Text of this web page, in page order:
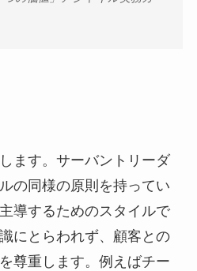
ます。サーバントリーダ
の同様の原則を持ってい
導するためのスタイルで
にとらわれず、顧客との
尊重します。例えばチー